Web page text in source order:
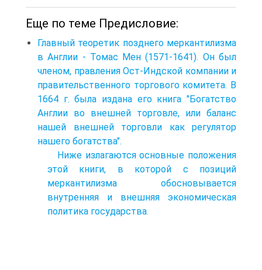
Еще по теме Предисловие:
Главный теоретик позднего меркантилизма
в Англии - Томас Мен (1571-1641). Он был
членом, правления Ост-Индской компании и
правительственного торгового комитета. В
1664 г. была издана его книга "Богатство
Англии во внешней торговле, или баланс
нашей внешней торговли как регулятор
нашего богатства".
Ниже излагаются основные положения
этой книги, в которой с позиций
меркантилизма обосновывается
внутренняя и внешняя экономическая
политика государства.